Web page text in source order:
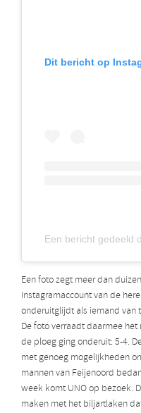
Dit bericht op
Een foto zegt meer dan
Instagramaccount van de
onderuitglijdt als iemand van
De foto verraadt daarmee
de ploeg ging onderuit: 5-4.
met genoeg mogelijkheden
mannen van Feijenoord
week komt UNO op bezoek.
maken met het biljartlaken